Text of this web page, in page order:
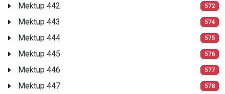
Mektup 442 572
Mektup 443 574
Mektup 444 575
Mektup 445 576
Mektup 446 577
Mektup 447 578